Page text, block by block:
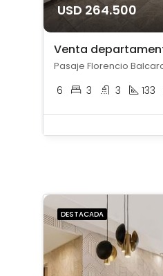
USD 264.500
6 3 3 133
DESTACADA